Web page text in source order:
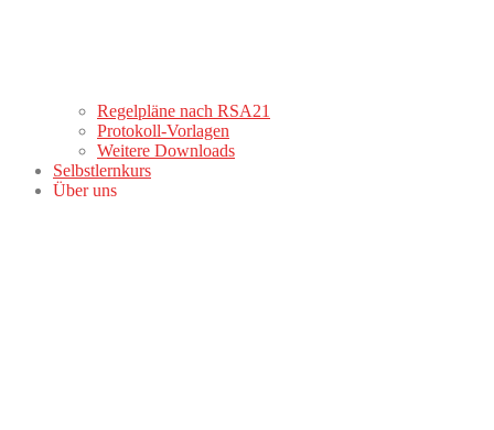
Regelpläne nach RSA21
Protokoll-Vorlagen
Weitere Downloads
Selbstlernkurs
Über uns